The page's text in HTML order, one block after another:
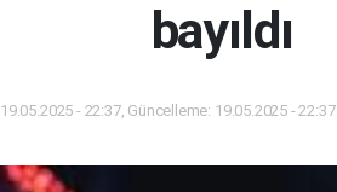
bayıldı
19.05.2025 - 22:37, Güncelleme: 19.05.2025 - 22:37